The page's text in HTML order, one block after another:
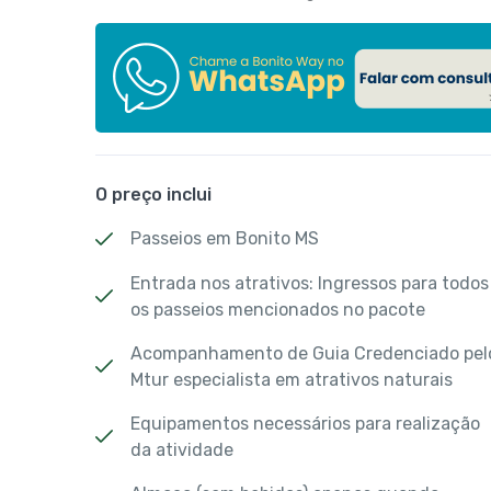
O preço inclui
Passeios em Bonito MS
Entrada nos atrativos: Ingressos para todos
os passeios mencionados no pacote
Acompanhamento de Guia Credenciado
Mtur especialista em atrativos naturais
Equipamentos necessários para realização
da atividade